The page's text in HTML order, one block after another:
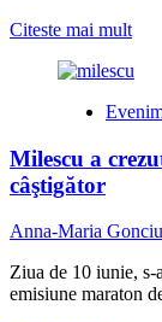
Citeste mai multRead
about
ca
se
facă
Milescu a
câştigător
Anna-Maria Gonciu
Ziua de 10 iunie,
emisiune maraton